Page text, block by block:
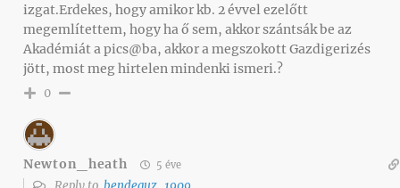
izgat.Erdekes, hogy amikor kb. 2 évvel ezelőtt
megemlítettem, hogy ha ő sem, akkor szántsák be az
Akadémiát a pics@ba, akkor a megszokott Gazdigerizés
jött, most meg hirtelen mindenki ismeri.?
0
Newton_heath 5 éve